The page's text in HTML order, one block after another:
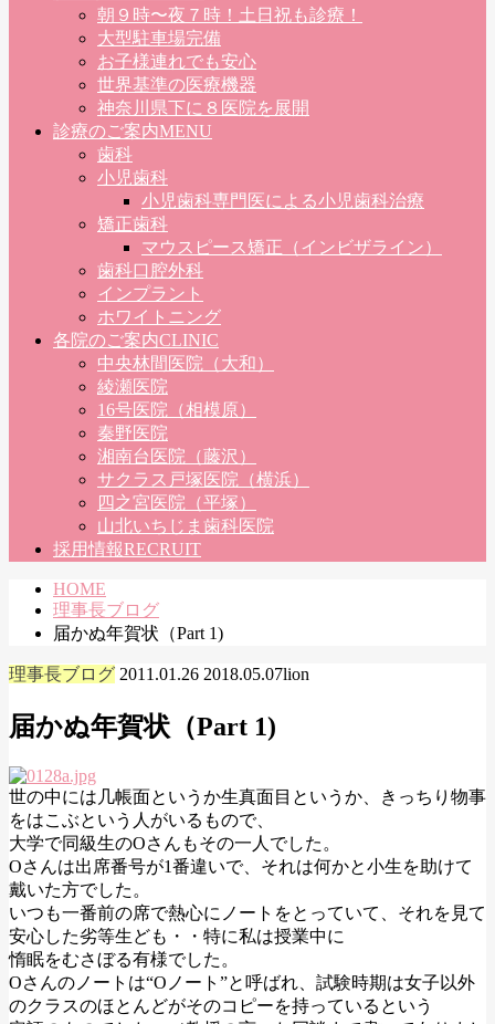
朝９時〜夜７時！土日祝も診療！
大型駐車場完備
お子様連れでも安心
世界基準の医療機器
神奈川県下に８医院を展開
診療のご案内MENU
歯科
小児歯科
小児歯科専門医による小児歯科治療
矯正歯科
マウスピース矯正（インビザライン）
歯科口腔外科
インプラント
ホワイトニング
各院のご案内CLINIC
中央林間医院（大和）
綾瀬医院
16号医院（相模原）
秦野医院
湘南台医院（藤沢）
サクラス戸塚医院（横浜）
四之宮医院（平塚）
山北いちじま歯科医院
採用情報RECRUIT
HOME
理事長ブログ
届かぬ年賀状（Part 1)
理事長ブログ 2011.01.26 2018.05.07lion
届かぬ年賀状（Part 1)
世の中には几帳面というか生真面目というか、きっちり物事
をはこぶという人がいるもので、
大学で同級生のOさんもその一人でした。
Oさんは出席番号が1番違いで、それは何かと小生を助けて
戴いた方でした。
いつも一番前の席で熱心にノートをとっていて、それを見て
安心した劣等生ども・・特に私は授業中に
惰眠をむさぼる有様でした。
Oさんのノートは“Oノート”と呼ばれ、試験時期は女子以外
のクラスのほとんどがそのコピーを持っているという